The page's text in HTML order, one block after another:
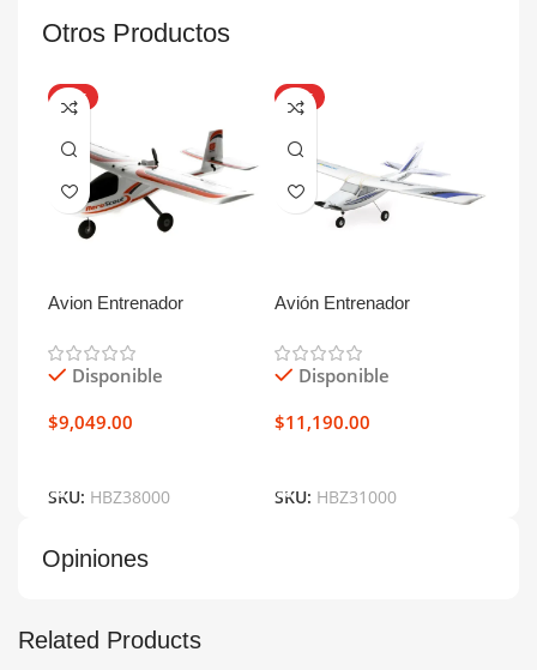
Otros Productos
HOT
Avion Entrenador
Disponible
$9,049.00
SKU: HBZ38000
HOT
Avión Entrenador
Disponible
$11,190.00
SKU: HBZ31000
Opiniones
Related Products